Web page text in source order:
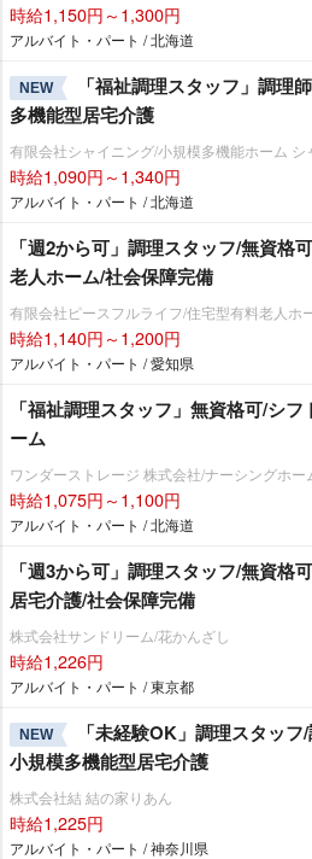
時給1,150円～1,300円
アルバイト・パート / 北海道
NEW
「福祉調理スタッフ」調理
多機能型居宅介護
有限会社シャイニング/小規模多機能ホーム シ
時給1,090円～1,340円
アルバイト・パート / 北海道
「週2から可」調理スタッフ/無資格
老人ホーム/社会保障完備
有限会社ピースフルライフ/住宅型有料老人ホ
時給1,140円～1,200円
アルバイト・パート / 愛知県
「福祉調理スタッフ」無資格可/シ
ーム
ワンダーストレージ 株式会社/ナーシングホ
時給1,075円～1,100円
アルバイト・パート / 北海道
「週3から可」調理スタッフ/無資格
居宅介護/社会保障完備
株式会社サンドリーム/花かんざし
時給1,226円
アルバイト・パート / 東京都
NEW
「未経験OK」調理スタッ
小規模多機能型居宅介護
株式会社結 結の家りあん
時給1,225円
アルバイト・パート / 神奈川県